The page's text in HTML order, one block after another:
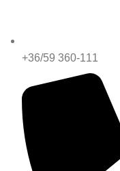
+36/59 360-111